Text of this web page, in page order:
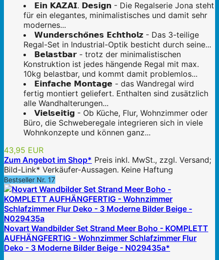
𝗘𝗶𝗻 𝗞𝗔𝗭𝗔𝗜. 𝗗𝗲𝘀𝗶𝗴𝗻 - Die Regalserie Jona steht
für ein elegantes, minimalistisches und damit sehr
modernes...
𝗪𝘂𝗻𝗱𝗲𝗿𝘀𝗰𝗵𝗼̈𝗻𝗲𝘀 𝗘𝗰𝗵𝘁𝗵𝗼𝗹𝘇 - Das 3-teilige
Regal-Set in Industrial-Optik besticht durch seine...
𝗕𝗲𝗹𝗮𝘀𝘁𝗯𝗮𝗿 - trotz der minimalistischen
Konstruktion ist jedes hängende Regal mit max.
10kg belastbar, und kommt damit problemlos...
𝗘𝗶𝗻𝗳𝗮𝗰𝗵𝗲 𝗠𝗼𝗻𝘁𝗮𝗴𝗲 - das Wandregal wird
fertig montiert geliefert. Enthalten sind zusätzlich
alle Wandhalterungen...
𝗩𝗶𝗲𝗹𝘀𝗲𝗶𝘁𝗶𝗴 - Ob Küche, Flur, Wohnzimmer oder
Büro, die Schweberegale integrieren sich in viele
Wohnkonzepte und können ganz...
43,95 EUR
Zum Angebot im Shop* Preis inkl. MwSt., zzgl. Versand;
Bild-Link* Verkäufer-Aussagen. Keine Haftung
Bestseller Nr. 17
Novart Wandbilder Set Strand Meer Boho - KOMPLETT
AUFHÄNGFERTIG - Wohnzimmer Schlafzimmer Flur
Deko - 3 Moderne Bilder Beige - N029435a*